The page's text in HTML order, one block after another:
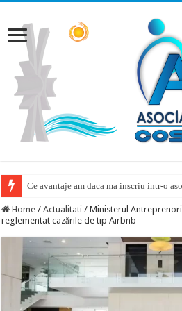
Ce avantaje am daca ma inscriu intr-o
Home / Actualitati / Ministerul
reglementat cazările de tip Airbnb